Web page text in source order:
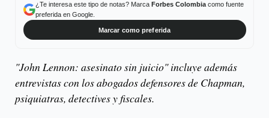
¿Te interesa este tipo de notas? Marca Forbes Colombiacomo fuente
preferida en Google.
Marcar como preferida
"John Lennon: asesinato sin juicio" incluye además
entrevistas con los abogados defensores de Chapman,
psiquiatras, detectives y fiscales.